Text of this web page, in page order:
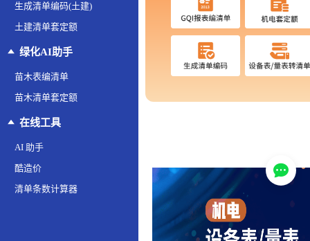
生成清单编码(土建)
土建清单套定额
绿化AI助手
苗木表编清单
苗木清单套定额
在线工具
AI 助手
酷造价
清单条数计算器